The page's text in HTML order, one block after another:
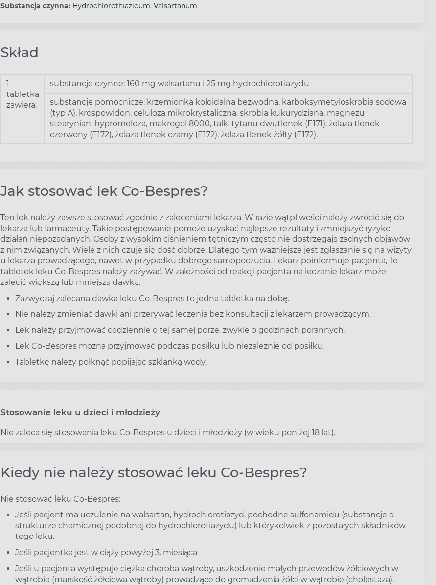
Substancja czynna: Hydrochlorothiazidum, Valsartanum
Skład
1
tabletka
zawiera:
substancje czynne: 160 mg walsartanu i 25 mg hydrochlorotiazydu
substancje pomocnicze: krzemionka koloidalna bezwodna, karboksymetyloskrobia sodowa
(typ A), krospowidon, celuloza mikrokrystaliczna, skrobia kukurydziana, magnezu
stearynian, hypromeloza, makrogol 8000, talk, tytanu dwutlenek (E171), żelaza tlenek
czerwony (E172), żelaza tlenek czarny (E172), żelaza tlenek żółty (E172).
Jak stosować lek Co-Bespres?
Ten lek należy zawsze stosować zgodnie z zaleceniami lekarza. W razie wątpliwości należy zwrócić się do
lekarza lub farmaceuty. Takie postępowanie pomoże uzyskać najlepsze rezultaty i zmniejszyć ryzyko
działań niepożądanych. Osoby z wysokim ciśnieniem tętniczym często nie dostrzegają żadnych objawów
z nim związanych. Wiele z nich czuje się dość dobrze. Dlatego tym ważniejsze jest zgłaszanie się na wizyty
u lekarza prowadzącego, nawet w przypadku dobrego samopoczucia. Lekarz poinformuje pacjenta, ile
tabletek leku Co-Bespres należy zażywać. W zależności od reakcji pacjenta na leczenie lekarz może
zalecić większą lub mniejszą dawkę.
Zazwyczaj zalecana dawka leku Co-Bespres to jedna tabletka na dobę.
Nie należy zmieniać dawki ani przerywać leczenia bez konsultacji z lekarzem prowadzącym.
Lek należy przyjmować codziennie o tej samej porze, zwykle o godzinach porannych.
Lek Co-Bespres można przyjmować podczas posiłku lub niezależnie od posiłku.
Tabletkę należy połknąć popijając szklanką wody.
Stosowanie leku u dzieci i młodzieży
Nie zaleca się stosowania leku Co-Bespres u dzieci i młodzieży (w wieku poniżej 18 lat).
Kiedy nie należy stosować leku Co-Bespres?
Nie stosować leku Co-Bespres:
Jeśli pacjent ma uczulenie na walsartan, hydrochlorotiazyd, pochodne sulfonamidu (substancje o
strukturze chemicznej podobnej do hydrochlorotiazydu) lub którykolwiek z pozostałych składników
tego leku.
Jeśli pacjentka jest w ciąży powyżej 3. miesiąca
Jeśli u pacjenta występuje ciężka choroba wątroby, uszkodzenie małych przewodów żółciowych w
wątrobie (marskość żółciowa wątroby) prowadzące do gromadzenia żółci w wątrobie (cholestaza).